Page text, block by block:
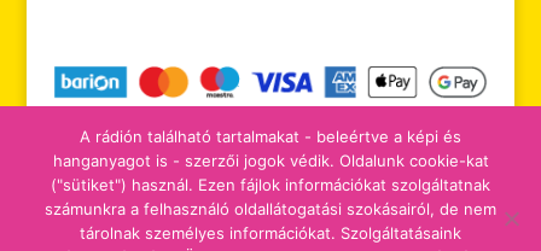
tájékoztatók adomány/támogatás
A rádión található tartalmakat - beleértve a képi és
hanganyagot is - szerzői jogok védik. Oldalunk cookie-kat
("sütiket") használ. Ezen fájlok információkat szolgáltatnak
számunkra a felhasználó oldallátogatási szokásairól, de nem
tárolnak személyes információkat. Szolgáltatásaink